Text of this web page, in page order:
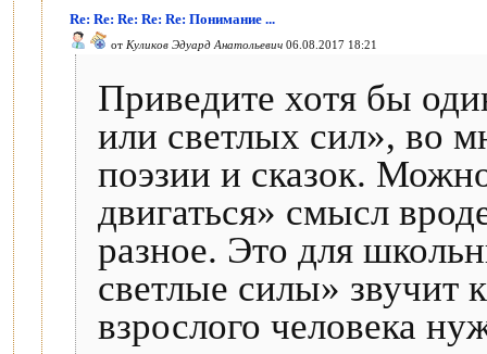
Re: Re: Re: Re: Re: Понимание ...
от Куликов Эдуард Анатольевич 06.08.2017 18:21
Приведите хотя бы
или светлых сил», во
поэзии и сказок.
двигаться» смысл
разное. Это для
светлые силы» звучит
взрослого человека